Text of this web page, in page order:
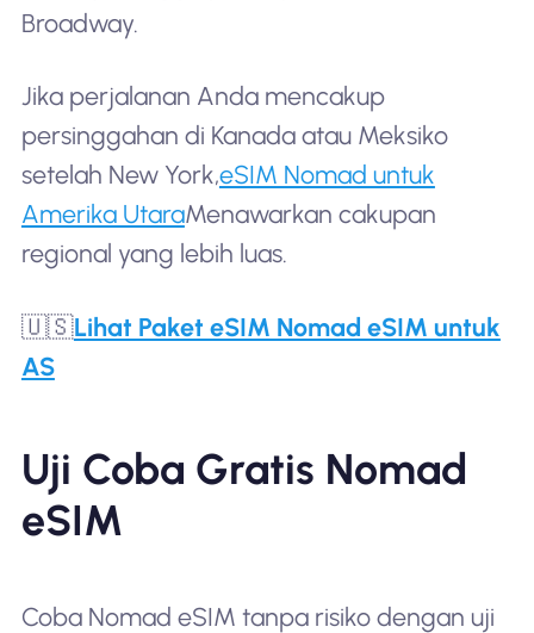
Broadway.
Jika perjalanan Anda mencakup
persinggahan di Kanada atau Meksiko
setelah New York,eSIM Nomad untuk
Amerika UtaraMenawarkan cakupan
regional yang lebih luas.
🇺🇸Lihat Paket eSIM Nomad eSIM untuk
AS
Uji Coba Gratis Nomad
eSIM
Coba Nomad eSIM tanpa risiko dengan uji